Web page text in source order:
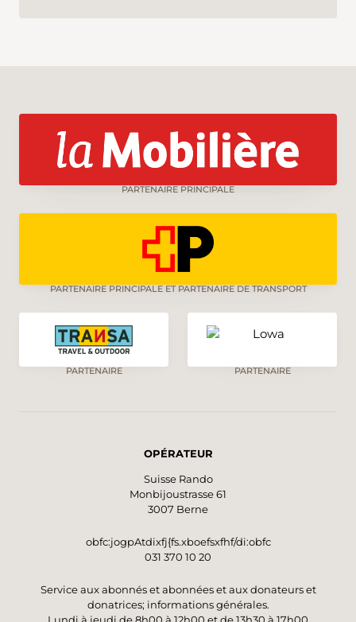
PARTENAIRE PRINCIPALE
PARTENAIRE PRINCIPALE ET PARTENAIRE DE TRANSPORT
PARTENAIRE PARTENAIRE
OPÉRATEUR
Suisse Rando
Monbijoustrasse 61
3007 Berne
obfc:jogpAtdixfj{fs.xboefsxfhf/di:obfc
031 370 10 20
Service aux abonnés et abonnées et aux donateurs et
donatrices; informations générales.
Lundi à jeudi de 8h00 à 12h00 et de 13h30 à 17h00